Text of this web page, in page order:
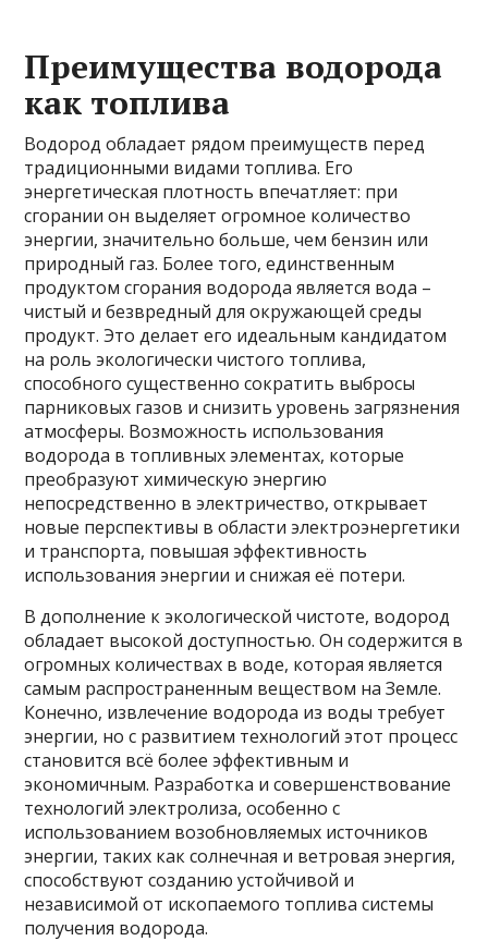
Преимущества водорода
как топлива
Водород обладает рядом преимуществ перед
традиционными видами топлива. Его
энергетическая плотность впечатляет: при
сгорании он выделяет огромное количество
энергии, значительно больше, чем бензин или
природный газ. Более того, единственным
продуктом сгорания водорода является вода –
чистый и безвредный для окружающей среды
продукт. Это делает его идеальным кандидатом
на роль экологически чистого топлива,
способного существенно сократить выбросы
парниковых газов и снизить уровень загрязнения
атмосферы. Возможность использования
водорода в топливных элементах, которые
преобразуют химическую энергию
непосредственно в электричество, открывает
новые перспективы в области электроэнергетики
и транспорта, повышая эффективность
использования энергии и снижая её потери.
В дополнение к экологической чистоте, водород
обладает высокой доступностью. Он содержится в
огромных количествах в воде, которая является
самым распространенным веществом на Земле.
Конечно, извлечение водорода из воды требует
энергии, но с развитием технологий этот процесс
становится всё более эффективным и
экономичным. Разработка и совершенствование
технологий электролиза, особенно с
использованием возобновляемых источников
энергии, таких как солнечная и ветровая энергия,
способствуют созданию устойчивой и
независимой от ископаемого топлива системы
получения водорода.